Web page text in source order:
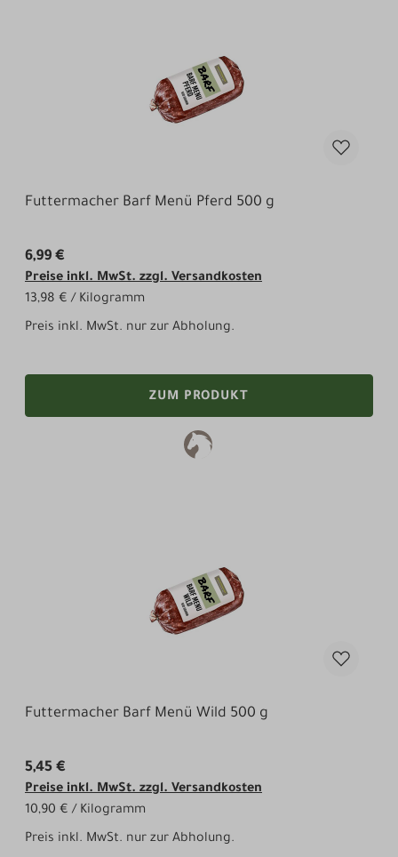
Futtermacher Barf Menü Pferd 500 g
6,99 €
Preise inkl. MwSt. zzgl. Versandkosten
13,98 € / Kilogramm
Preis inkl. MwSt. nur zur Abholung.
ZUM PRODUKT
Futtermacher Barf Menü Wild 500 g
5,45 €
Preise inkl. MwSt. zzgl. Versandkosten
10,90 € / Kilogramm
Preis inkl. MwSt. nur zur Abholung.